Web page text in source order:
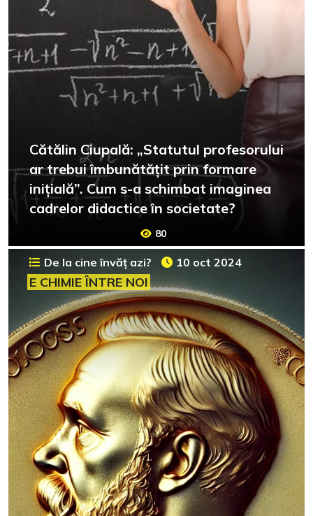
Cătălin Ciupală: „Statutul profesorului
ar trebui îmbunătățit prin formare
inițială”. Cum s-a schimbat imaginea
cadrelor didactice în societate?
80
De la cine învăț azi? 10 oct 2024
E CHIMIE ÎNTRE NOI